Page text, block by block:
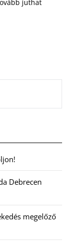
juthat
Debrecen
megelőző